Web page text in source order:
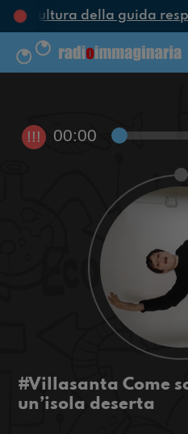
cultura della guida
!!! 00:00
#Villasanta Come
un’isola deserta